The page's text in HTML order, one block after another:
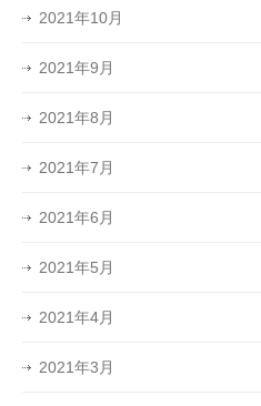
2021年10月
2021年9月
2021年8月
2021年7月
2021年6月
2021年5月
2021年4月
2021年3月